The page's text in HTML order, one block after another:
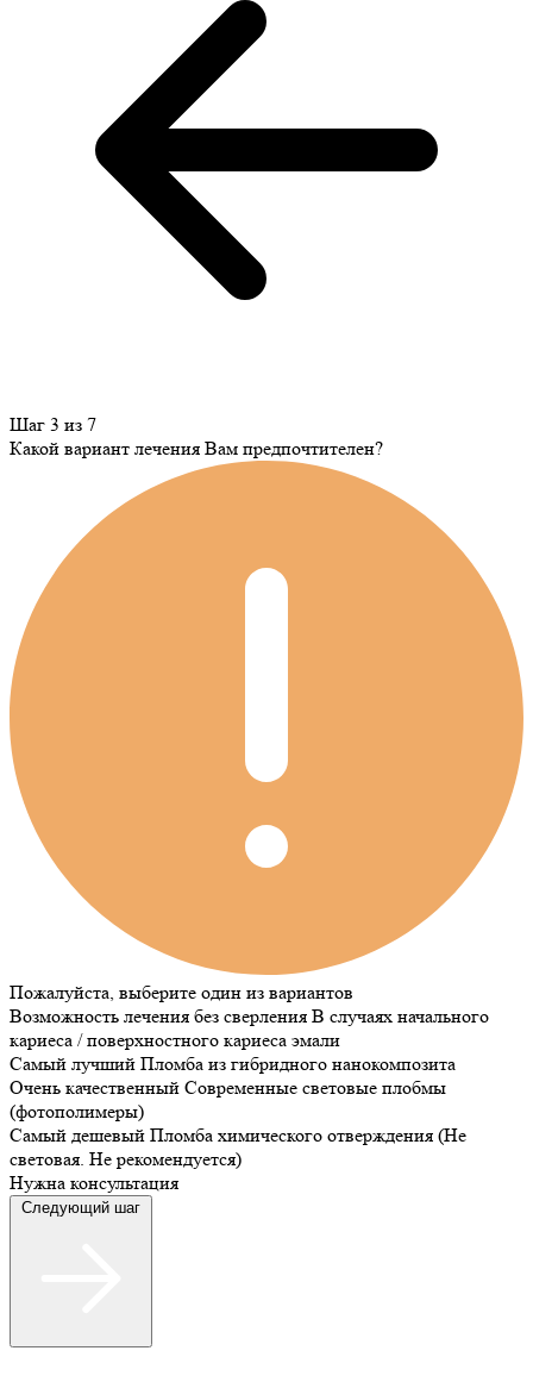
Шаг 3 из 7
Какой вариант лечения Вам предпочтителен?
Пожалуйста, выберите один из вариантов
Возможность лечения без сверления В случаях начального
кариеса / поверхностного кариеса эмали
Самый лучший Пломба из гибридного нанокомпозита
Очень качественный Современные световые плобмы
(фотополимеры)
Самый дешевый Пломба химического отверждения (Не
световая. Не рекомендуется)
Нужна консультация
Следующий шаг